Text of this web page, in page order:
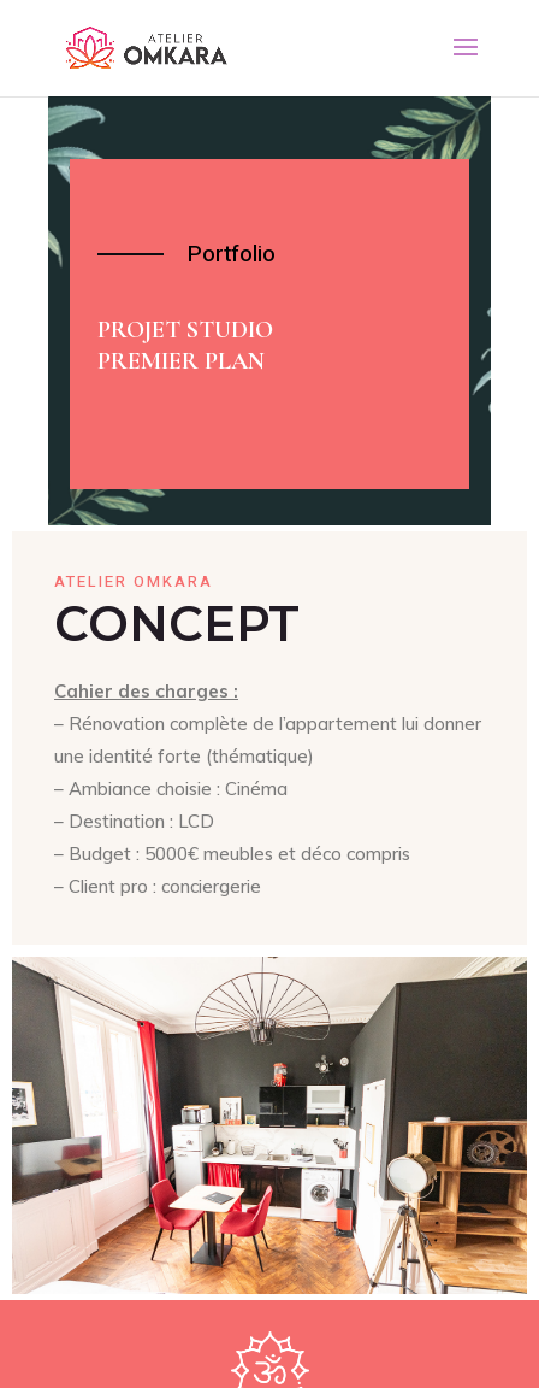
Portfolio
PROJET STUDIO
PREMIER PLAN
ATELIER OMKARA
CONCEPT
Cahier des charges :
– Rénovation complète de l’appartement lui donner
une identité forte (thématique)
– Ambiance choisie : Cinéma
– Destination : LCD
– Budget : 5000€ meubles et déco compris
– Client pro : conciergerie